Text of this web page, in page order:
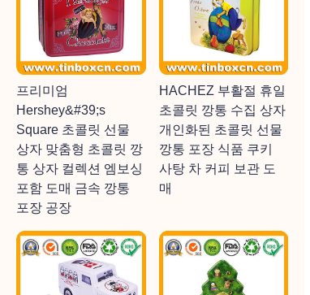
프리미엄
Hershey&#39;s
Square 초콜릿 선물
상자 맞춤형 초콜릿 깡
통 상자 컬렉션 엠보싱
포함 도매 금속 깡통
포장 공장
HACHEZ 부활절 휴일
초콜릿 깡통 수집 상자
개인화된 초콜릿 선물
깡통 포장 식품 쿠키
사탕 차 커피 보관 도
매